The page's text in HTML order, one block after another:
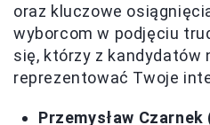
oraz kluczowe
wyborcom w podjęciu
się, którzy z kandydatów
reprezentować Twoje
Przemysław Czarnek